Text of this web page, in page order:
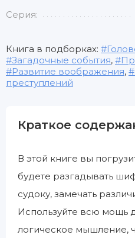
Серия:
Книга в подборках:
Загадочные события,
Развитие воображения,
преступлений
Краткое
В этой книге вы
будете разгадывать
судоку, замечать
Используйте всю мощь
логическое мышление,